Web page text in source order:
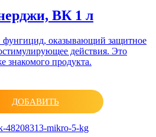
ВК 1 л
оказывающий защитное
действия. Это
знакомого продукта.
ДОБАВИТЬ